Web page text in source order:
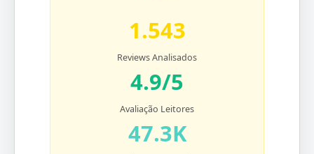
1.543
Reviews Analisados
4.9/5
Avaliação Leitores
47.3K